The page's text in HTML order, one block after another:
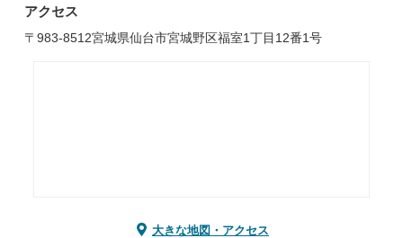
アクセス
〒983-8512宮城県仙台市宮城野区福室1丁目12番1号
大きな地図・アクセス